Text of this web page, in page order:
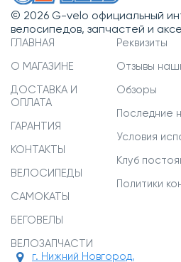
© 2026 G-velo официальный
велосипедов, запчастей и
ГЛАВНАЯ
О МАГАЗИНЕ
ДОСТАВКА И
ОПЛАТА
ГАРАНТИЯ
КОНТАКТЫ
ВЕЛОСИПЕДЫ
САМОКАТЫ
БЕГОВЕЛЫ
ВЕЛОЗАПЧАСТИ
Реквизиты
Отзывы
Обзоры
Последние
Условия
Клуб
Политики
г. Нижний Новгород,